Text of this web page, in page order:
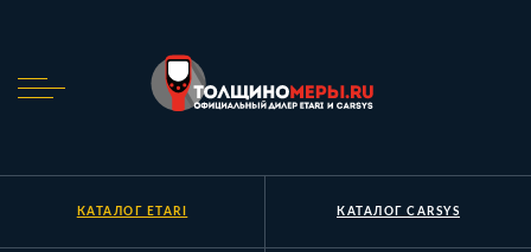
КАТАЛОГ ETARI КАТАЛОГ CARSYS